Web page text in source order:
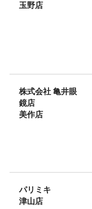
玉野店
株式会社 亀井眼
鏡店
美作店
パリミキ
津山店